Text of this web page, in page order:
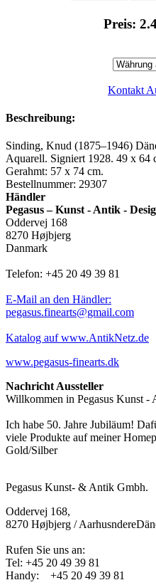
Preis:
Kontakt
Beschreibung:
Sinding, Knud (1875–1946)
Aquarell. Signiert 1928. 49 x 64
Gerahmt: 57 x 74 cm.
Bestellnummer: 29307
Händler
Pegasus – Kunst - Antik -
Oddervej 168
8270 Højbjerg
Danmark
Telefon: +45 20 49 39 81
E-Mail an den Händler:
pegasus.finearts@gmail.com
Katalog auf www.AntikNetz.de
www.pegasus-finearts.dk
Nachricht Aussteller
Willkommen in Pegasus Kunst -
Ich habe 50. Jahre Jubiläum!
viele Produkte auf meiner
Gold/Silber
Pegasus Kunst- & Antik Gmbh.
Oddervej 168,
8270 Højbjerg /
Rufen Sie uns an:
Tel: +45 20 49 39 81
Handy: +45 20 49 39 81